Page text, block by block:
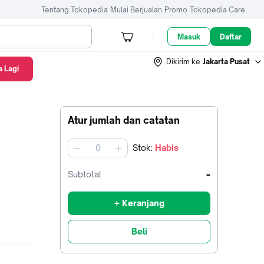
Tentang Tokopedia Mulai Berjualan Promo Tokopedia Care
Masuk Daftar
Dikirim ke Jakarta Pusat
Atur jumlah dan catatan
jumlah Stok: Habis
Subtotal -
+ Keranjang
Beli
Lagi